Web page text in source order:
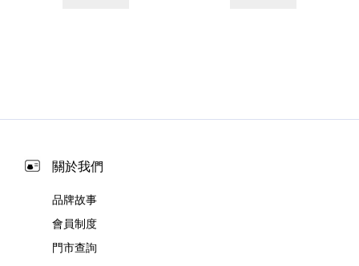
關於我們
品牌故事
會員制度
門市查詢